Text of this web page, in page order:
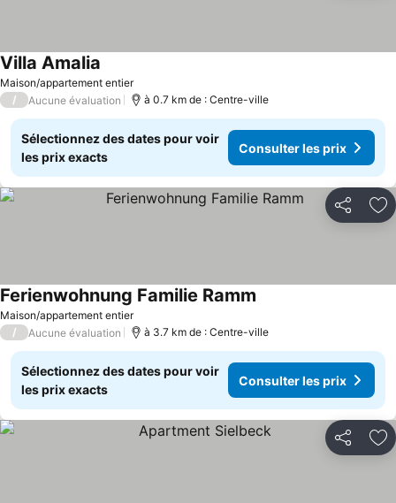
Maison/appartement entier
Villa Amalia
/ Aucune évaluation à 0.7 km de : Centre-ville
Sélectionnez des dates pour voir
les prix exacts
Consulter les prix
Partager
Maison/appartement entier
Ferienwohnung Familie Ramm
/ Aucune évaluation à 3.7 km de : Centre-ville
Sélectionnez des dates pour voir
les prix exacts
Consulter les prix
Partager